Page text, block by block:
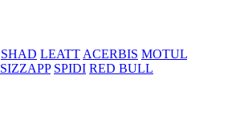
SHAD LEATT ACERBIS MOTUL
SIZZAPP SPIDI RED BULL